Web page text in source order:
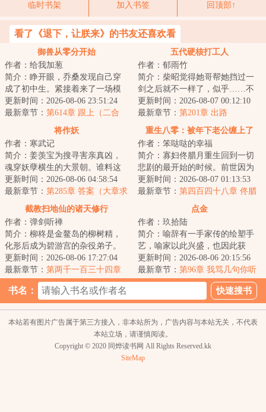
临时书架 加入书签 回顶部↑
看了《退下，让朕来》的书友还喜欢看
御兽从零分开始
作者：给我加葱
简介：睁开眼，乔桑发现自己穿
成了初中生。紧接着来了一场模
拟考。毕业她怕了吗？她怕
了……这考的都什么...
更新时间：2026-08-06 23:51:24
最新章节： 第614章 跟上（二合
五代硬核打工人
作者：郁雨竹
简介：柴昭觉得她哥帮她挡过一
剑之后就不一样了，似乎……不
是他了。他总会说些郑先生都没
听过的，她听起...
更新时间：2026-08-07 00:12:10
最新章节： 第201章 出路
将作妖
作者：寒武记
简介：姜羡宝为搜寻害亲真凶，
魂穿妖孽横生的大景朝。谁料这
里破案，不看证据，只靠卦师！
这不巧了嘛？！...
更新时间：2026-08-06 04:58:54
最新章节： 第285章 答案（大章求
月票）
重生八零：被年下老公缠上了
作者：笨哒哒的幸福
简介：寡妇佟腊月重生回到一切
悲剧的最开始的时候。前世因为
改嫁宋大龙，踏上了一条不归
路。重生归来的第...
更新时间：2026-08-07 01:13:53
最新章节： 第四百四十八章 佟腊
月改变了我的一生
截教扫地仙的诸天修行
作者：弹剑听禅
简介：柳柊是金鳌岛的柳树精，
化形后成为碧游宫的杂役弟子。
实际上，柳柊是杨眉大仙的后
裔，具有变异的时...
更新时间：2026-08-06 17:27:04
最新章节： 第两千一百三十四章
神仙炮灰9
点金
作者：玖拾陆
简介：喻辞有一手家传的绘塑手
艺，喻家以此兴盛，也因此获
罪，死的死、流放的流放。为得
旧事真相，喻辞赶...
更新时间：2026-08-06 20:15:56
最新章节： 第96章 我骂几句你听
听？（两更合一求月票）
书名：
本站若有图片广告属于第三方接入，非本站所为，广告内容与本站无关，不代表
本站立场，请谨慎阅读。
Copyright © 2020 同烨读书网 All Rights Reserved.kk
SiteMap